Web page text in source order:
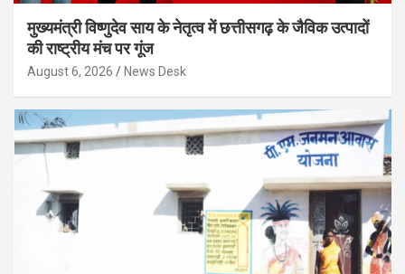
मुख्यमंत्री विष्णुदेव साय के नेतृत्व में छत्तीसगढ़ के जैविक उत्पादों
की राष्ट्रीय मंच पर गूंज
August 6, 2026 News Desk